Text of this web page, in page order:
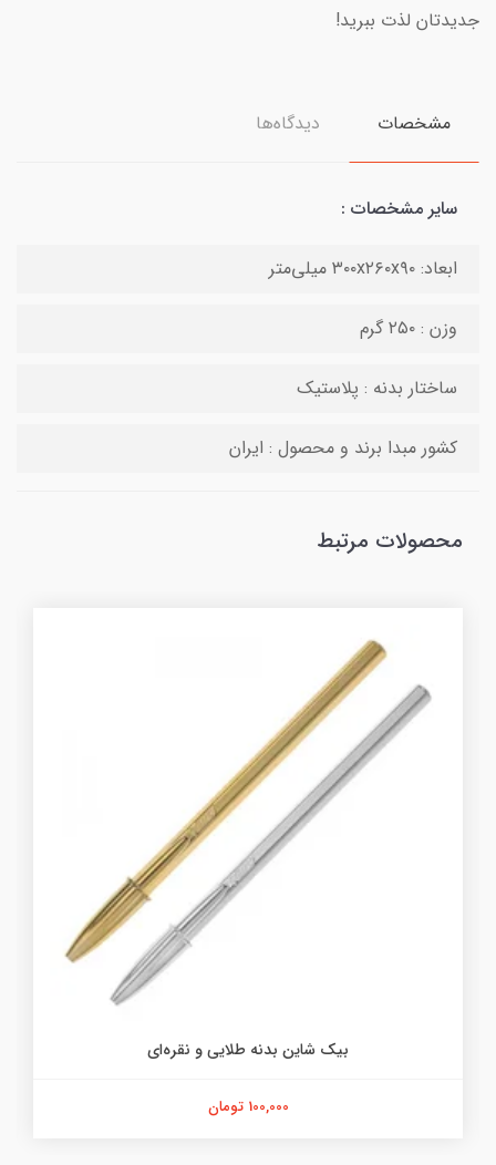
جدیدتان لذت ببرید!
مشخصات دیدگاه‌ها
سایر مشخصات :
ابعاد: ۳۰۰x۲۶۰x۹۰ میلی‌متر
وزن : ۲۵۰ گرم
ساختار بدنه : پلاستیک
کشور مبدا برند و محصول : ایران
محصولات مرتبط
بیک شاین بدنه طلایی و نقره‌ای
100,000 تومان